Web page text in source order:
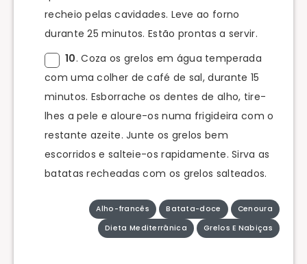
recheio pelas cavidades. Leve ao forno
durante 25 minutos. Estão prontas a servir.
10. Coza os grelos em água temperada
com uma colher de café de sal, durante 15
minutos. Esborrache os dentes de alho, tire-
lhes a pele e aloure-os numa frigideira com o
restante azeite. Junte os grelos bem
escorridos e salteie-os rapidamente. Sirva as
batatas recheadas com os grelos salteados.
Alho-francês Batata-doce
Cenoura
Dieta Mediterrânica
Grelos E Nabiças